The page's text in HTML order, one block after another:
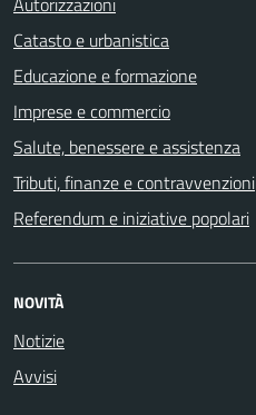
Catasto e urbanistica
Educazione e formazione
Imprese e commercio
Salute, benessere e assistenza
Tributi, finanze e contravvenzioni
Referendum e iniziative popolari
NOVITÀ
Notizie
Avvisi